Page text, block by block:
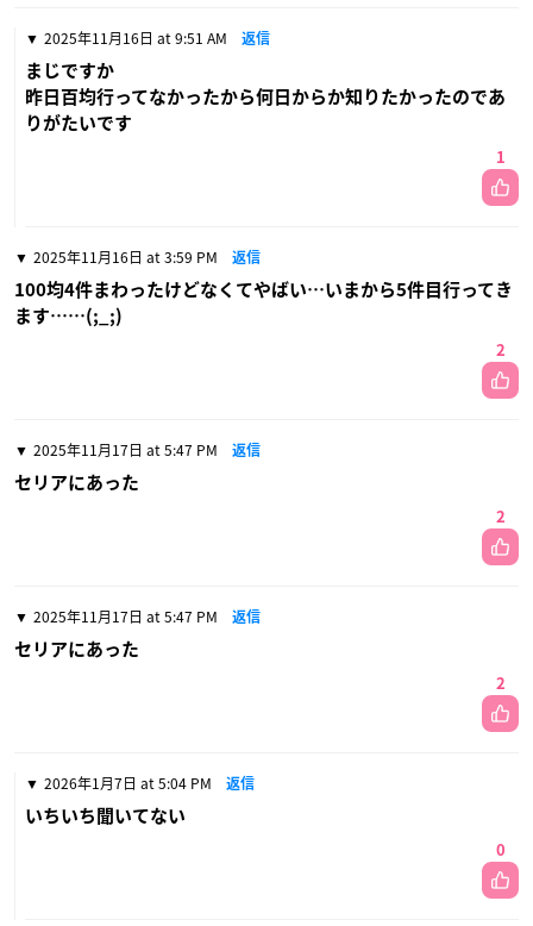
2025年11月16日 at 9:51 AM 返信
まじですか
昨日百均行ってなかったから何日からか知りたかったのであ
りがたいです
1
2025年11月16日 at 3:59 PM 返信
100均4件まわったけどなくてやばい…いまから5件目行ってき
ます……(;_;)
2
2025年11月17日 at 5:47 PM 返信
セリアにあった
2
2025年11月17日 at 5:47 PM 返信
セリアにあった
2
2026年1月7日 at 5:04 PM 返信
いちいち聞いてない
0